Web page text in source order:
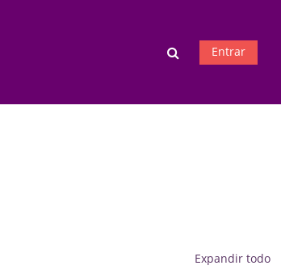
Selector de
Entrar
Expandir todo